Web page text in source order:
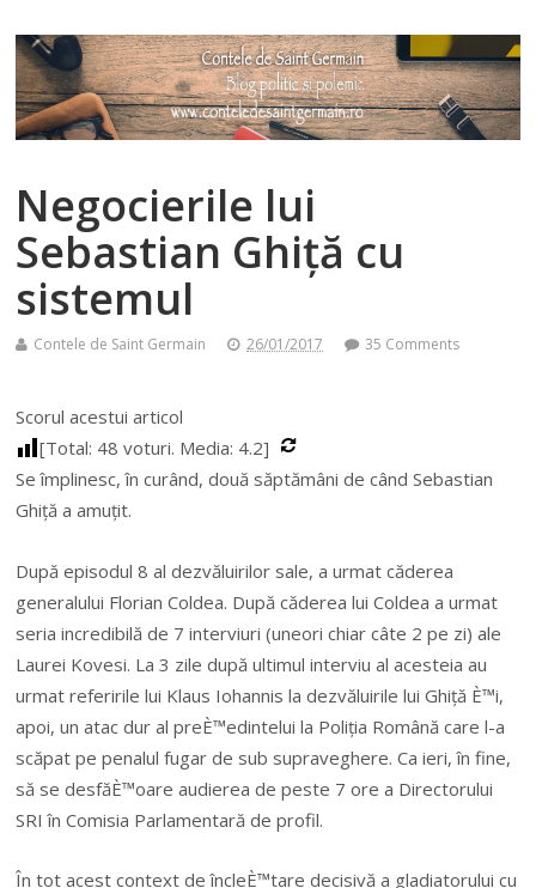
Negocierile lui
Sebastian Ghiță cu
sistemul
Contele de Saint Germain 26/01/2017 35 Comments
Scorul acestui articol
[Total: 48 voturi. Media: 4.2]
Se împlinesc, în curând, două săptămâni de când Sebastian
Ghiță a amuțit.
După episodul 8 al dezvăluirilor sale, a urmat căderea
generalului Florian Coldea. După căderea lui Coldea a urmat
seria incredibilă de 7 interviuri (uneori chiar câte 2 pe zi) ale
Laurei Kovesi. La 3 zile după ultimul interviu al acesteia au
urmat referirile lui Klaus Iohannis la dezvăluirile lui Ghiță È™i,
apoi, un atac dur al preÈ™edintelui la Poliția Română care l-a
scăpat pe penalul fugar de sub supraveghere. Ca ieri, în fine,
să se desfăÈ™oare audierea de peste 7 ore a Directorului
SRI în Comisia Parlamentară de profil.
În tot acest context de încleÈ™tare decisivă a gladiatorului cu